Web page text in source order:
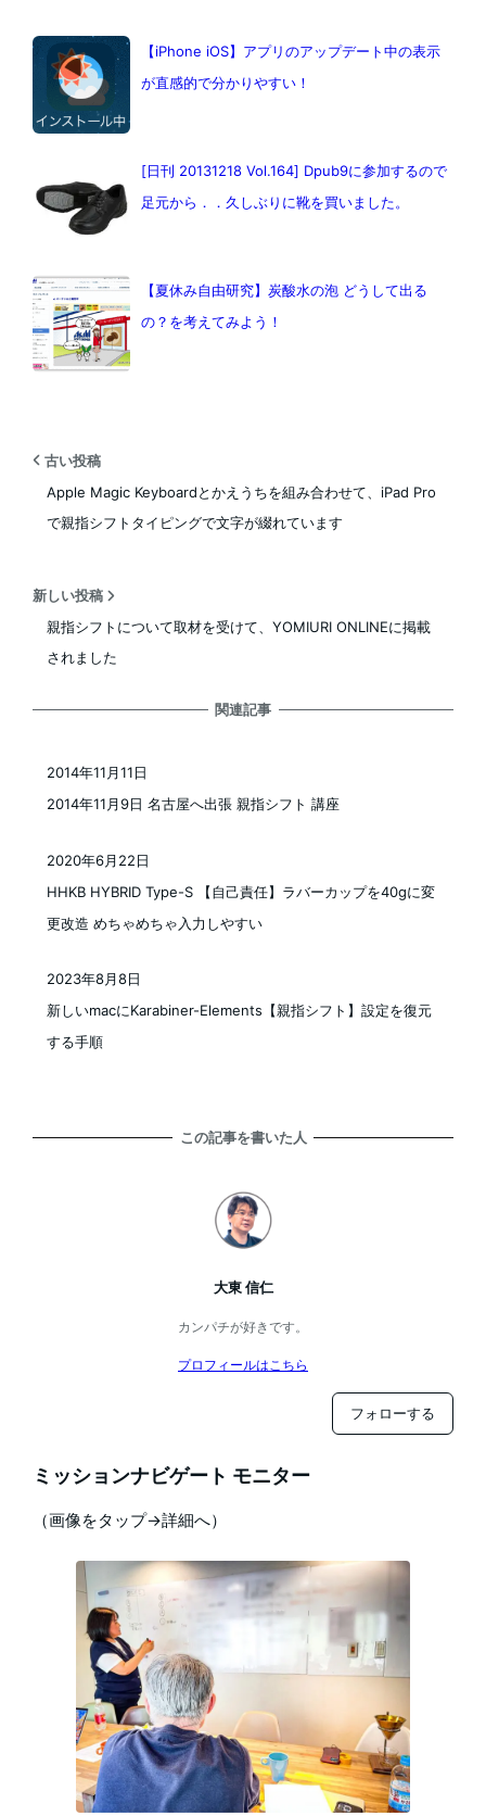
【iPhone iOS】アプリのアップデート中の表示
が直感的で分かりやすい！
[日刊 20131218 Vol.164] Dpub9に参加するので
足元から．．久しぶりに靴を買いました。
【夏休み自由研究】炭酸水の泡 どうして出る
の？を考えてみよう！
古い投稿
Apple Magic Keyboardとかえうちを組み合わせて、iPad Pro
で親指シフトタイピングで文字が綴れています
新しい投稿
親指シフトについて取材を受けて、YOMIURI ONLINEに掲載
されました
関連記事
2014年11月9日 名古屋へ出張 親指シフト 講座
2014年11月11日
HHKB HYBRID Type-S 【自己責任】ラバーカップを40gに変
更改造 めちゃめちゃ入力しやすい
2020年6月22日
新しいmacにKarabiner-Elements【親指シフト】設定を復元
する手順
2023年8月8日
この記事を書いた人
大東 信仁
カンパチが好きです。
プロフィールはこちら
フォローする
ミッションナビゲート モニター
（画像をタップ→詳細へ）